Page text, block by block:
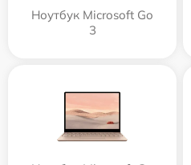
Ноутбук Microsoft Go
3